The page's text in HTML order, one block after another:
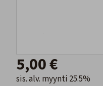
5,00 €
sis. alv. myynti 25.5%